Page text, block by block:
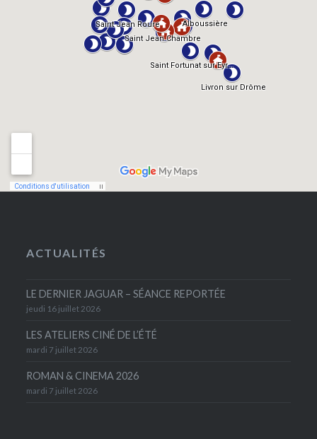
ACTUALITÉS
LE DERNIER JAGUAR – SÉANCE REPORTÉE
jeudi 16 juillet 2026
LES ATELIERS CINÉ DE L’ÉTÉ
mardi 7 juillet 2026
ROMAN & CINEMA 2026
mardi 7 juillet 2026